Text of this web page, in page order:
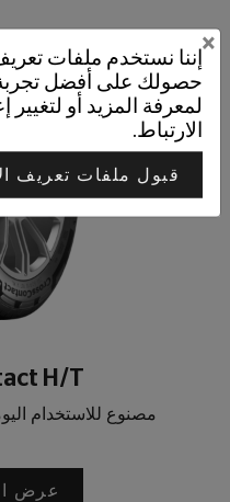
H/T
مصنوع للاستخدام
عرض
إننا نستخدم ملفات
حصولك على أفضل تجربة
لمعرفة المزيد أو
الارتباط.
قبول ملفات تعريف
×